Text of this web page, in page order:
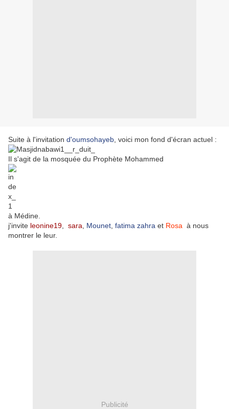
Suite à l'invitation d'oumsohayeb , voici mon fond d'écran actuel :
Il s'agit de la mosquée du Prophète Mohammed
à Médine.
j'invite leonine19 sara Mounet fatima zahra et Rosa à nous
montrer le leur.
Publicité